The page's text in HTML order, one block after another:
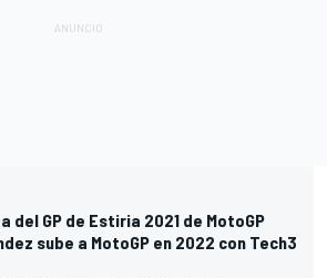
del GP de Estiria 2021 de MotoGP
sube a MotoGP en 2022 con Tech3